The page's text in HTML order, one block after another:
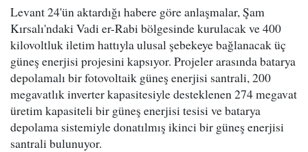
Levant 24'ün aktardığı habere göre anlaşmalar, Şam
Kırsalı'ndaki Vadi er-Rabi bölgesinde kurulacak ve 400
kilovoltluk iletim hattıyla ulusal şebekeye bağlanacak üç
güneş enerjisi projesini kapsıyor. Projeler arasında batarya
depolamalı bir fotovoltaik güneş enerjisi santrali, 200
megavatlık inverter kapasitesiyle desteklenen 274 megavat
üretim kapasiteli bir güneş enerjisi tesisi ve batarya
depolama sistemiyle donatılmış ikinci bir güneş enerjisi
santrali bulunuyor.